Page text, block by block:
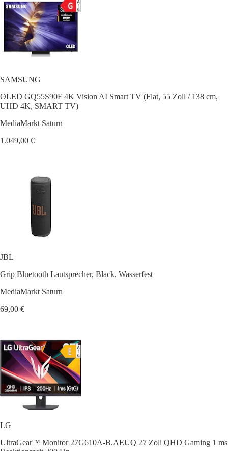
SAMSUNG
OLED GQ55S90F 4K Vision AI Smart TV (Flat, 55 Zoll / 138 cm,
UHD 4K, SMART TV)
MediaMarkt Saturn
1.049,00 €
JBL
Grip Bluetooth Lautsprecher, Black, Wasserfest
MediaMarkt Saturn
69,00 €
LG
UltraGear™ Monitor 27G610A-B.AEUQ 27 Zoll QHD Gaming 1 ms